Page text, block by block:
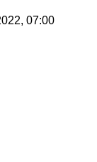
07:00